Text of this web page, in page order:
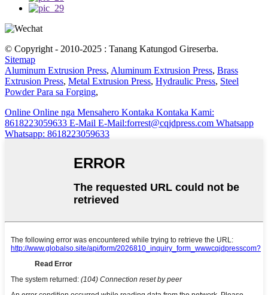
© Copyright - 2010-2025 : Tanang Katungod Gireserba.
Sitemap
Aluminum Extrusion Press, Aluminum Extrusion Press, Brass
Extrusion Press, Metal Extrusion Press, Hydraulic Press, Steel
Powder Para sa Forging,
Online Online nga Mensahero Kontaka Kontaka Kami:
8618223059633 E-Mail E-Mail:forrest@cqjdpress.com Whatsapp
Whatsapp: 8618223059633